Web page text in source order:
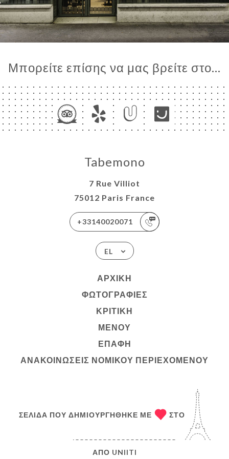
Μπορείτε επίσης να μας βρείτε στο...
Tabemono
7 Rue Villiot
75012 Paris France
+33140020071
EL
ΑΡΧΙΚΉ
ΦΩΤΟΓΡΑΦΊΕΣ
ΚΡΙΤΙΚΉ
ΜΕΝΟΎ
ΕΠΑΦΉ
ΑΝΑΚΟΙΝΏΣΕΙΣ ΝΟΜΙΚΟΎ ΠΕΡΙΕΧΟΜΈΝΟΥ
ΣΕΛΊΔΑ ΠΟΥ ΔΗΜΙΟΥΡΓΉΘΗΚΕ ΜΕ ΣΤΟ
ΑΠΌ UNIITI